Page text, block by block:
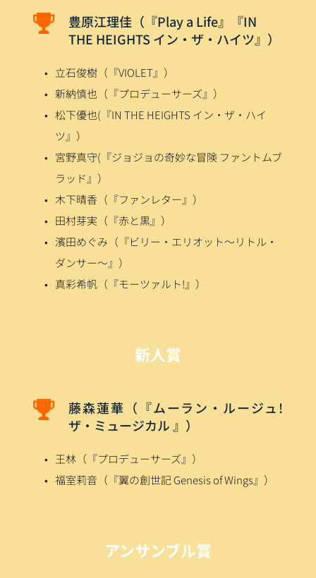
豊原江理佳（『Play a Life』『IN
THE HEIGHTS イン・ザ・ハイツ』）
立石俊樹（『VIOLET』）
新納慎也（『プロデューサーズ』）
松下優也(『IN THE HEIGHTS イン・ザ・ハイ
ツ』）
宮野真守(『ジョジョの奇妙な冒険 ファントムブ
ラッド』）
木下晴香（『ファンレター』）
田村芽実（『赤と黒』）
濱田めぐみ（『ビリー・エリオット〜リトル・
ダンサー〜』）
真彩希帆（『モーツァルト!』）
新人賞
藤森蓮華（『ムーラン・ルージュ!
ザ・ミュージカル 』）
王林（『プロデューサーズ』）
福室莉音（『翼の創世記 Genesis of Wings』）
アンサンブル賞